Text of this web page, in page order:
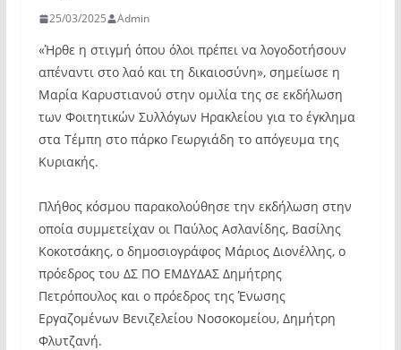
25/03/2025 Admin
«Ήρθε η στιγμή όπου όλοι πρέπει να λογοδοτήσουν
απέναντι στο λαό και τη δικαιοσύνη», σημείωσε η
Μαρία Καρυστιανού στην ομιλία της σε εκδήλωση
των Φοιτητικών Συλλόγων Ηρακλείου για το έγκλημα
στα Τέμπη στο πάρκο Γεωργιάδη το απόγευμα της
Κυριακής.
Πλήθος κόσμου παρακολούθησε την εκδήλωση στην
οποία συμμετείχαν οι Παύλος Ασλανίδης, Βασίλης
Κοκοτσάκης, ο δημοσιογράφος Μάριος Διονέλλης, ο
πρόεδρος του ΔΣ ΠΟ ΕΜΔΥΔΑΣ Δημήτρης
Πετρόπουλος και ο πρόεδρος της Ένωσης
Εργαζομένων Βενιζελείου Νοσοκομείου, Δημήτρη
Φλυτζανή.